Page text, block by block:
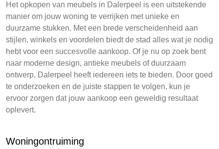
Het opkopen van meubels in Dalerpeel is een uitstekende
manier om jouw woning te verrijken met unieke en
duurzame stukken. Met een brede verscheidenheid aan
stijlen, winkels en voordelen biedt de stad alles wat je nodig
hebt voor een succesvolle aankoop. Of je nu op zoek bent
naar moderne design, antieke meubels of duurzaam
ontwerp, Dalerpeel heeft iedereen iets te bieden. Door goed
te onderzoeken en de juiste stappen te volgen, kun je
ervoor zorgen dat jouw aankoop een geweldig resultaat
oplevert.
Woningontruiming